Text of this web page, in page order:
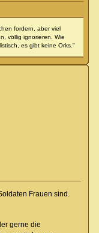
fordern, aber viel
völlig ignorieren. Wie
es gibt keine Orks."
Frauen sind.
gerne die